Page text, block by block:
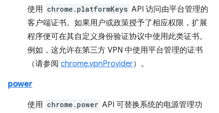
使用 chrome.platformKeys API 访问由平台管理的
客户端证书。如果用户或政策授予了相应权限，扩展
程序便可在其自定义身份验证协议中使用此类证书。
例如，这允许在第三方 VPN 中使用平台管理的证书
（请参阅 chrome.vpnProvider）。
power
使用 chrome.power API 可替换系统的电源管理功